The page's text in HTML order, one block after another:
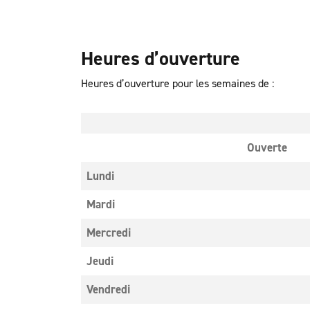
Heures d’ouverture
Heures d’ouverture pour les semaines de :
Ouverte
Lundi
Mardi
Mercredi
Jeudi
Vendredi